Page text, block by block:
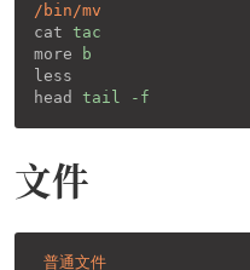
/bin/mv
cat tac
more
b
less
head
tail -f
文件
普通文件